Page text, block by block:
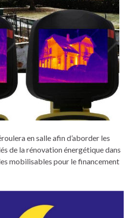
en salle afin d’aborder les
de la rénovation énergétique dans
mobilisables pour le financement